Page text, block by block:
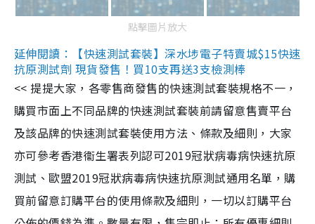
點擊圖片放大
延伸閱讀：【快速測試套裝】深水埗電子特賣城$15快速
抗原測試劑 現貨發售！買10支再送3支檢測棒
<< 提提大家，各零售商發售的快速測試套裝規格不一，
購買市面上不同品牌的快速測試套裝前請留意售賣平台
及該品牌的快速測試套裝使用方法、條款及細則，大家
亦可參考香港衞生署表列認可2019冠狀病毒病快速抗原
測試、歐盟2019冠狀病毒病快速抗原測試通用名單，購
買前留意訂購平台的使用條款及細則，一切以訂購平台